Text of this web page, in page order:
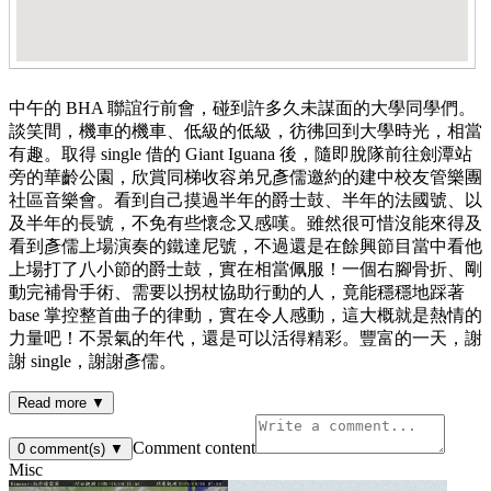
中午的 BHA 聯誼行前會，碰到許多久未謀面的大學同學們。
談笑間，機車的機車、低級的低級，彷彿回到大學時光，相當
有趣。取得 single 借的 Giant Iguana 後，隨即脫隊前往劍潭站
旁的華齡公園，欣賞同梯收容弟兄彥儒邀約的建中校友管樂團
社區音樂會。看到自己摸過半年的爵士鼓、半年的法國號、以
及半年的長號，不免有些懷念又感嘆。雖然很可惜沒能來得及
看到彥儒上場演奏的鐵達尼號，不過還是在餘興節目當中看他
上場打了八小節的爵士鼓，實在相當佩服！一個右腳骨折、剛
動完補骨手術、需要以拐杖協助行動的人，竟能穩穩地踩著
base 掌控整首曲子的律動，實在令人感動，這大概就是熱情的
力量吧！不景氣的年代，還是可以活得精彩。豐富的一天，謝
謝 single，謝謝彥儒。
Read more ▼
0 comment(s) ▼
Comment content
Misc